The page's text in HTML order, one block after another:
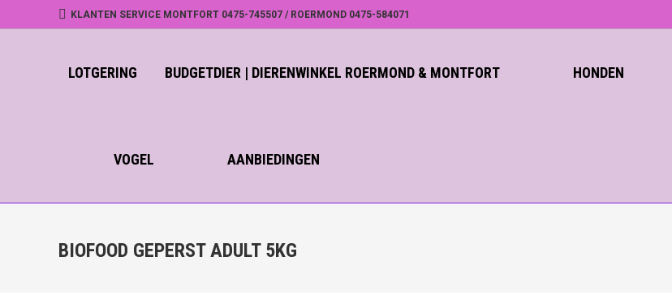
KLANTEN SERVICE MONTFORT 0475-745507 / ROERMOND 0475-584071
LOTGERING BUDGETDIER | DIERENWINKEL ROERMOND & MONTFORT HONDEN
VOGEL AANBIEDINGEN
BIOFOOD GEPERST ADULT 5KG